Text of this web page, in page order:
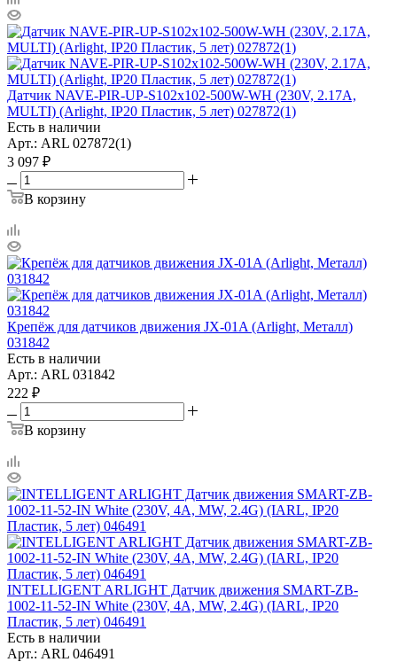
Датчик NAVE-PIR-UP-S102x102-500W-WH (230V, 2.17A,
MULTI) (Arlight, IP20 Пластик, 5 лет) 027872(1)
Есть в наличии
Арт.: ARL 027872(1)
3 097 ₽
В корзину
Крепёж для датчиков движения JX-01A (Arlight, Металл)
031842
Есть в наличии
Арт.: ARL 031842
222 ₽
В корзину
INTELLIGENT ARLIGHT Датчик движения SMART-ZB-
1002-11-52-IN White (230V, 4A, MW, 2.4G) (IARL, IP20
Пластик, 5 лет) 046491
Есть в наличии
Арт.: ARL 046491